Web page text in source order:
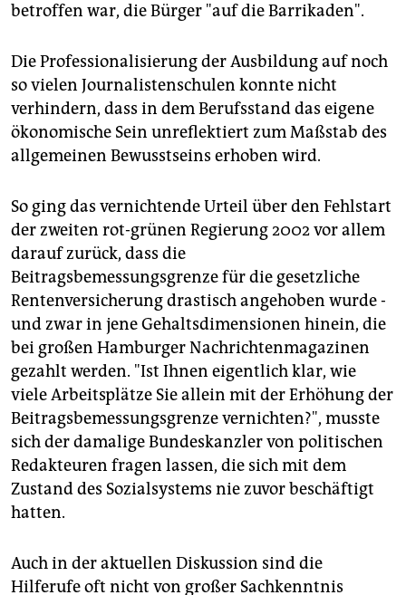
betroffen war, die Bürger "auf die Barrikaden".
Die Professionalisierung der Ausbildung auf noch
so vielen Journalistenschulen konnte nicht
verhindern, dass in dem Berufsstand das eigene
ökonomische Sein unreflektiert zum Maßstab des
allgemeinen Bewusstseins erhoben wird.
So ging das vernichtende Urteil über den Fehlstart
der zweiten rot-grünen Regierung 2002 vor allem
darauf zurück, dass die
Beitragsbemessungsgrenze für die gesetzliche
Rentenversicherung drastisch angehoben wurde -
und zwar in jene Gehaltsdimensionen hinein, die
bei großen Hamburger Nachrichtenmagazinen
gezahlt werden. "Ist Ihnen eigentlich klar, wie
viele Arbeitsplätze Sie allein mit der Erhöhung der
Beitragsbemessungsgrenze vernichten?", musste
sich der damalige Bundeskanzler von politischen
Redakteuren fragen lassen, die sich mit dem
Zustand des Sozialsystems nie zuvor beschäftigt
hatten.
Auch in der aktuellen Diskussion sind die
Hilferufe oft nicht von großer Sachkenntnis